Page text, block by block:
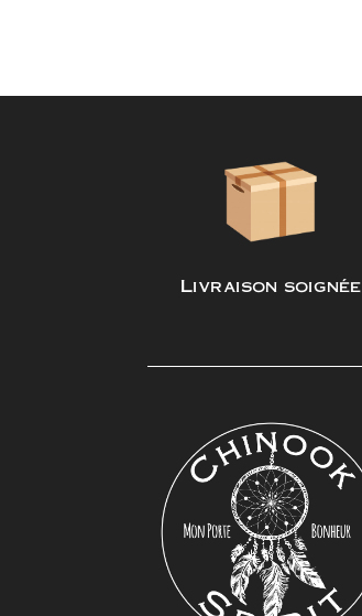
Livraison soignée